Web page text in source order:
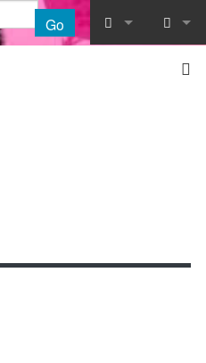
Go
What links
Log in